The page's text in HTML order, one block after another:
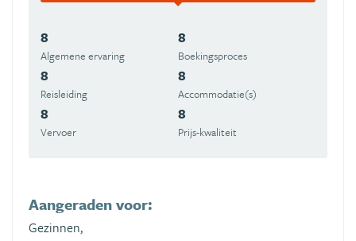
8
Algemene ervaring
8
Boekingsproces
8
Reisleiding
8
Accommodatie(s)
8
Vervoer
8
Prijs-kwaliteit
Aangeraden voor:
Gezinnen,